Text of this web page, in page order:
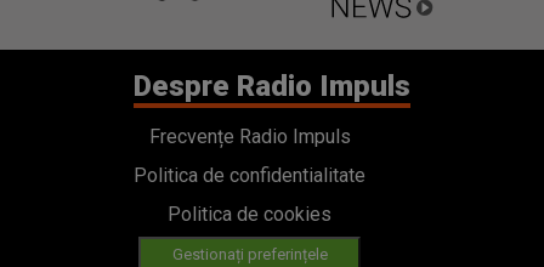
Despre Radio Impuls
Frecvențe Radio Impuls
Politica de confidentialitate
Politica de cookies
Gestionați preferințele